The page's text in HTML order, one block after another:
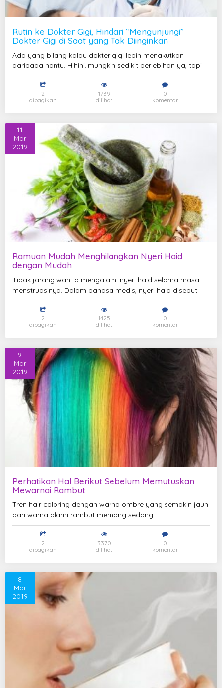
Rutin ke Dokter Gigi, Hindari “Mengunjungi”
Dokter Gigi di Saat yang Tak Diinginkan
Ada yang bilang kalau dokter gigi lebih menakutkan
daripada hantu. Hihihi..mungkin sedikit berlebihan ya, tapi
2
dibagikan
1739
dilihat
0
komentar
Ramuan Mudah Menghilangkan Nyeri Haid
dengan Mudah
11
Mar
2019
Tidak jarang wanita mengalami nyeri haid selama masa
menstruasinya. Dalam bahasa medis, nyeri haid disebut
2
dibagikan
1425
dilihat
0
komentar
Perhatikan Hal Berikut Sebelum Memutuskan
Mewarnai Rambut
9
Mar
2019
Tren hair coloring dengan warna ombre yang semakin jauh
dari warna alami rambut memang sedang
2
dibagikan
3370
dilihat
0
komentar
8
Mar
2019